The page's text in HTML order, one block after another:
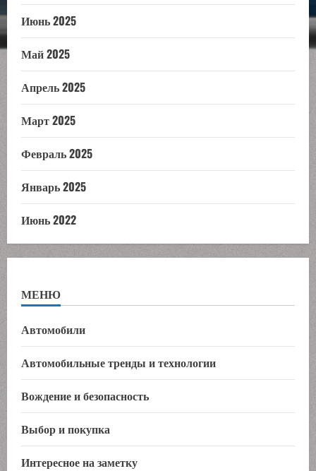
Июнь 2025
Май 2025
Апрель 2025
Март 2025
Февраль 2025
Январь 2025
Июнь 2022
МЕНЮ
Автомобили
Автомобильные тренды и технологии
Вождение и безопасность
Выбор и покупка
Интересное на заметку